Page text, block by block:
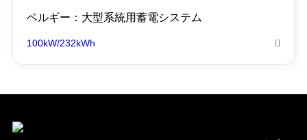
ベルギー：大型系統用蓄電システム
100kW/232kWh 